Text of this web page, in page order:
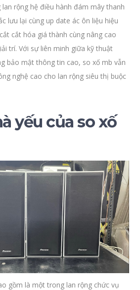
rộng hệ điều hành đám mây thanh
lưu lại cùng up date ác ôn liệu hiệu
cắt hóa giá thành cùng nâng cao
trí. Với sự liên minh giữa kỹ thuật
bảo mật thông tin cao, so xố mb vẫn
nghệ cao cho lan rộng siêu thị buộc
yếu của so xố
gồm là một trong lan rộng chức vụ